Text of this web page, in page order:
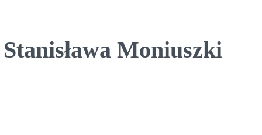
Moniuszki